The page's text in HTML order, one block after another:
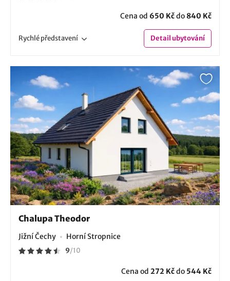
Cena od 650 Kčdo 840 Kč
Rychlépředstavení Detailubytování
Chalupa Theodor
Jižní Čechy Horní Stropnice
9/10
Cena od 272 Kčdo 544 Kč